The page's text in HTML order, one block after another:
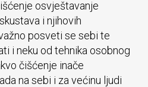
osvještavanje
i njihovih
posveti se sebi te
i neku od tehnika osobnog
čišćenje inače
na sebi i za većinu ljudi